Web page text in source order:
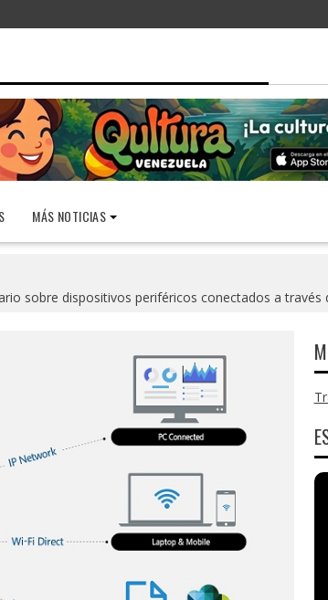
MÁS NOTICIAS
sobre dispositivos periféricos conectados a través